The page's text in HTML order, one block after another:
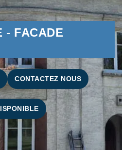
- FACADE
CONTACTEZ NOUS